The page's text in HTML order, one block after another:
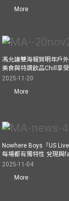
More
馮允謙雙海報賀明年戶
美食與特調飲品Chill享
2025-11-20
More
Nowhere Boys「US
每場都有獨特性 兌現與
2025-11-04
More